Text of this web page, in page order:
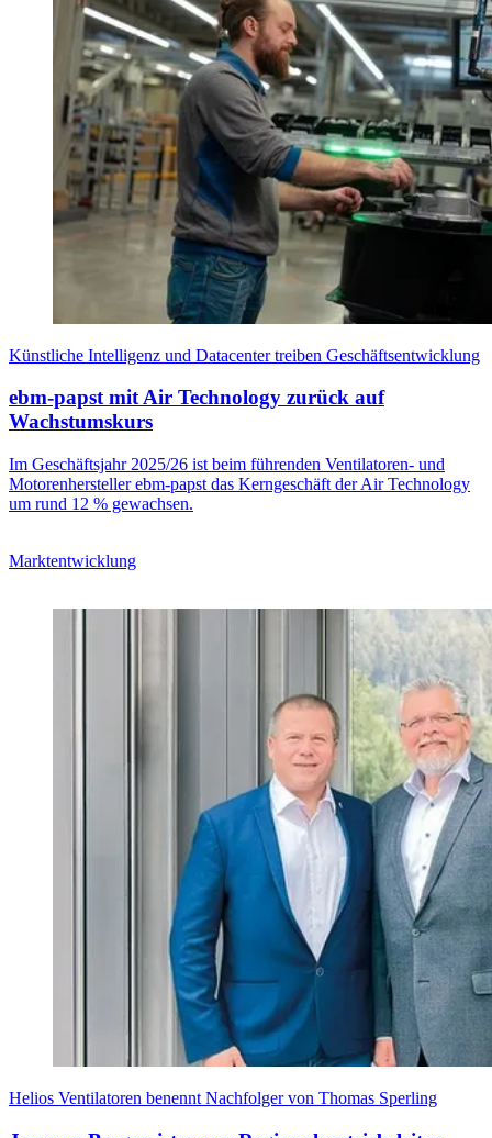
Künstliche Intelligenz und Datacenter treiben Geschäftsentwicklung
ebm-papst mit Air Technology zurück auf
Wachstumskurs
Im Geschäftsjahr 2025/26 ist beim führenden Ventilatoren- und
Motorenhersteller ebm-papst das Kerngeschäft der Air Technology
um rund 12 % gewachsen.
Marktentwicklung
Helios Ventilatoren benennt Nachfolger von Thomas Sperling